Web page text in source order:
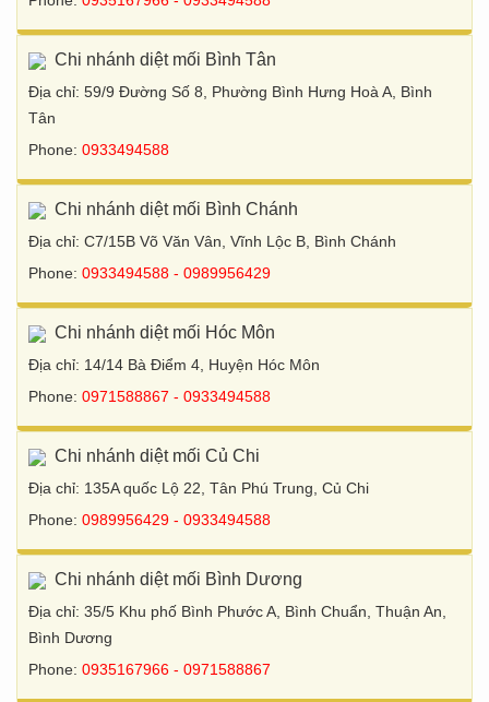
Chi nhánh diệt mối Bình Tân
Địa chỉ: 59/9 Đường Số 8, Phường Bình Hưng Hoà A, Bình
Tân
Phone: 0933494588
Chi nhánh diệt mối Bình Chánh
Địa chỉ: C7/15B Võ Văn Vân, Vĩnh Lộc B, Bình Chánh
Phone: 0933494588 - 0989956429
Chi nhánh diệt mối Hóc Môn
Địa chỉ: 14/14 Bà Điểm 4, Huyện Hóc Môn
Phone: 0971588867 - 0933494588
Chi nhánh diệt mối Củ Chi
Địa chỉ: 135A quốc Lộ 22, Tân Phú Trung, Củ Chi
Phone: 0989956429 - 0933494588
Chi nhánh diệt mối Bình Dương
Địa chỉ: 35/5 Khu phố Bình Phước A, Bình Chuẩn, Thuận An,
Bình Dương
Phone: 0935167966 - 0971588867